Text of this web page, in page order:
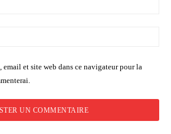
email et site web dans ce navigateur pour la